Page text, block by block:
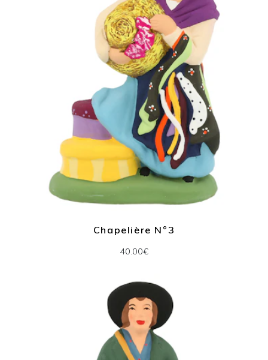
Chapelière N°3
40.00€